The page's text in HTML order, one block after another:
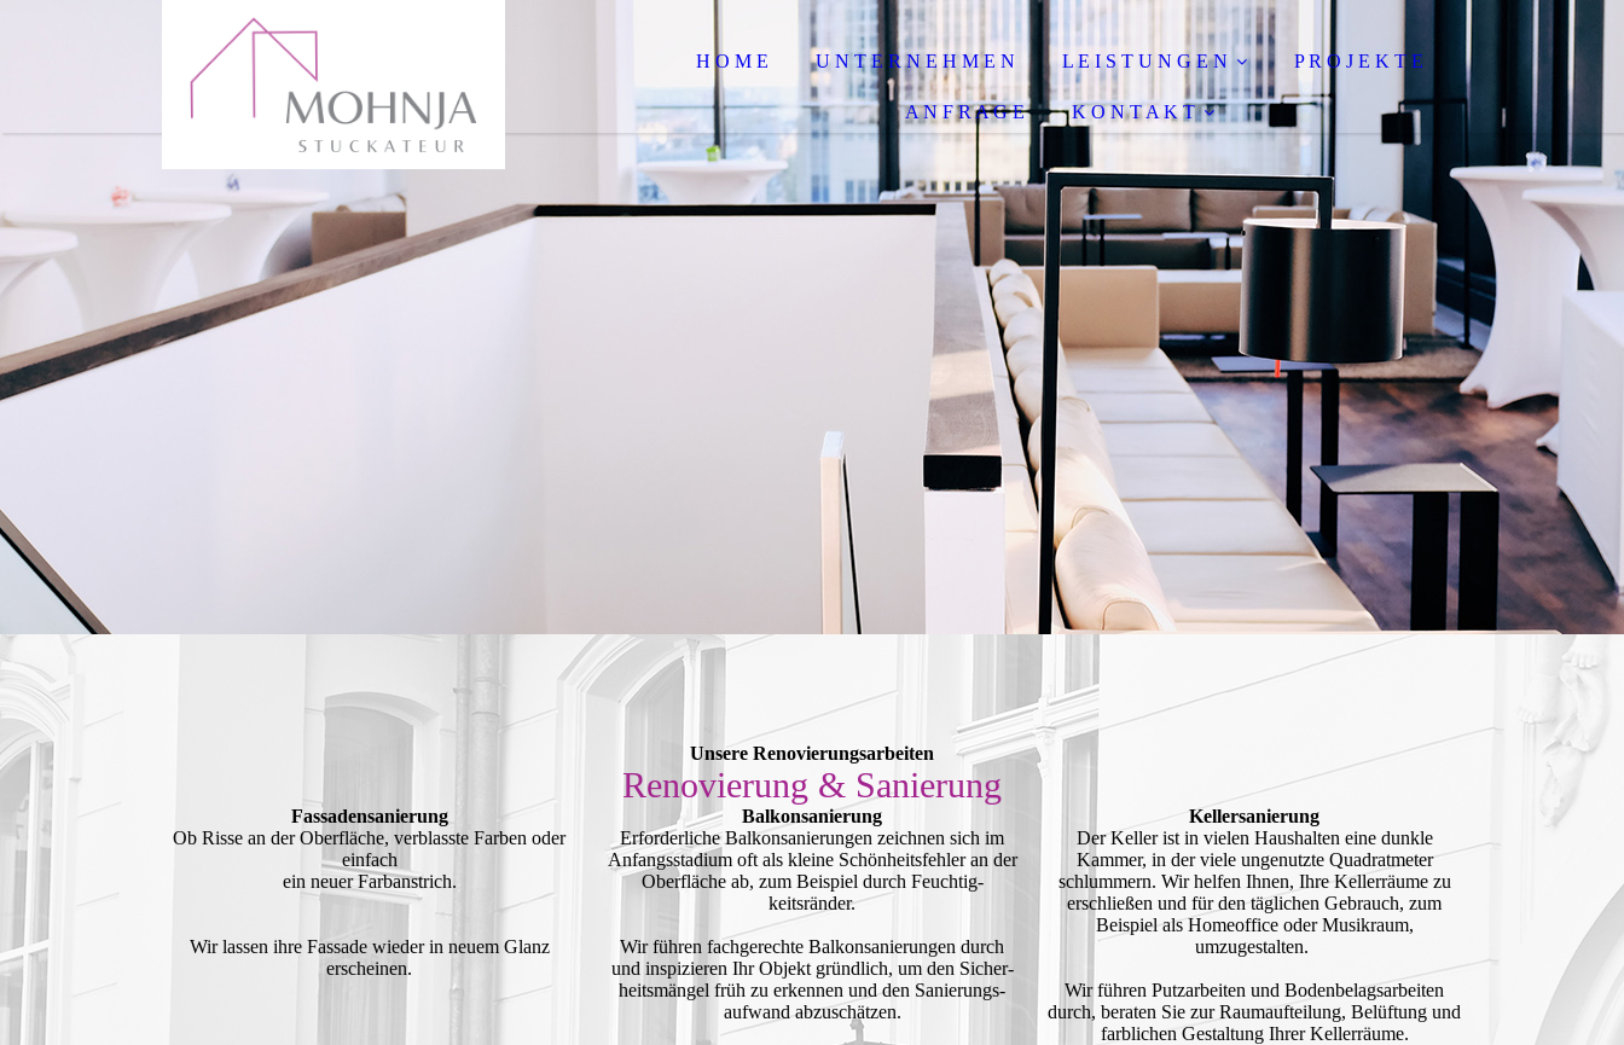
H O M E U N T E R N E H M E N L E I S T U N G E N P R O J E K T E
A N F R A G E K O N T A K T
Unsere Renovierungs­arbeiten
Renovierung & Sanierung
Fassadensanierung
Ob Risse an der Oberfläche, verblasste Farben oder
einfach
ein neuer Farbanstrich.
Wir lassen ihre Fassade wieder in neuem Glanz
erscheinen.
Balkonsanierung
Erforder­liche Balkon­sanierungen zeichnen sich im
Anfangs­stadium oft als kleine Schönheits­fehler an der
Ober­fläche ab, zum Beispiel durch Feuchtig­
keitsränder.
Wir führen fach­gerechte Balkon­sanierungen durch
und inspi­zieren Ihr Objekt gründ­lich, um den Sicher­
heits­mängel früh zu erkennen und den Sanierungs­
aufwand abzuschätzen.
Kellersanierung
Der Keller ist in vielen Haus­halten eine dunkle
Kammer, in der viele ungenutzte Quadrat­meter
schlummern. Wir helfen Ihnen, Ihre Keller­räume zu
erschließen und für den täg­lichen Gebrauch, zum
Beispiel als Home­office oder Musik­raum,
umzugestalten.
Wir führen Putz­arbeiten und Boden­belags­arbeiten
durch, beraten Sie zur Raum­aufteilung, Belüftung und
farblichen Gestaltung Ihrer Kellerräume.